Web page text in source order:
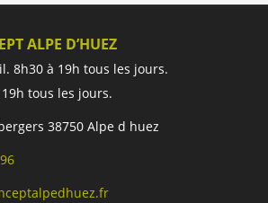
ALPE D’HUEZ
8h30 à 19h tous les jours.
tous les jours.
38750 Alpe d huez